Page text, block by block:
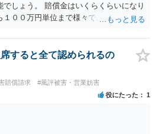
しょう。 賠償金はいくらくらいになり
００万円単位まで様々であり、不明で
支払が開始され、決裂して相手方が訴
解決がなされる流れが通常です。
すると全て認められるの
賠償請求 #風評被害・営業妨害
役にたった 1